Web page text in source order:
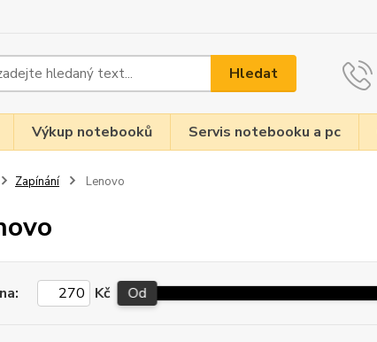
Hledat
Výkup notebooků Servis notebooku a pc
Zapínání Lenovo
Kč Od